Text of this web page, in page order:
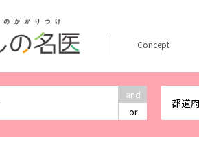
and
or
都道
Concept